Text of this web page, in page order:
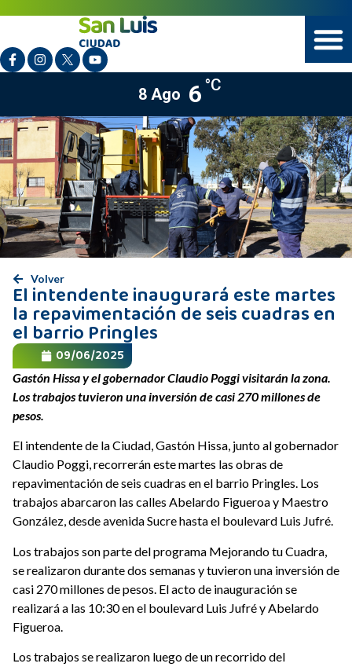
8 Ago 6 °C
Volver
El intendente inaugurará este martes
la repavimentación de seis cuadras en
el barrio Pringles
09/06/2025
Gastón Hissa y el gobernador Claudio Poggi visitarán la zona.
Los trabajos tuvieron una inversión de casi 270 millones de
pesos.
El intendente de la Ciudad, Gastón Hissa, junto al gobernador
Claudio Poggi, recorrerán este martes las obras de
repavimentación de seis cuadras en el barrio Pringles. Los
trabajos abarcaron las calles Abelardo Figueroa y Maestro
González, desde avenida Sucre hasta el boulevard Luis Jufré.
Los trabajos son parte del programa Mejorando tu Cuadra,
se realizaron durante dos semanas y tuvieron una inversión de
casi 270 millones de pesos. El acto de inauguración se
realizará a las 10:30 en el boulevard Luis Jufré y Abelardo
Figueroa.
Los trabajos se realizaron luego de un recorrido del